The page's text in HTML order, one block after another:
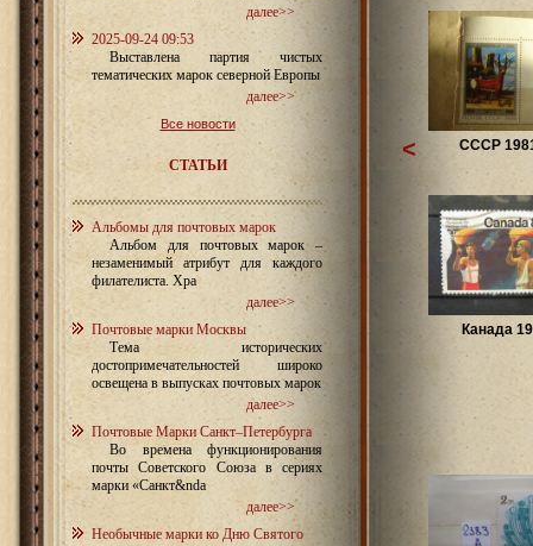
далее>>
2025-09-24 09:53
Выставлена партия чистых
тематических марок северной Европы
далее>>
Все новости
СТАТЬИ
Альбомы для почтовых марок
Альбом для почтовых марок –
незаменимый атрибут для каждого
филателиста. Хра
далее>>
Почтовые марки Москвы
Тема исторических
достопримечательностей широко
освещена в выпусках почтовых марок
далее>>
Почтовые Марки Санкт–Петербурга
Во времена функционирования
почты Советского Союза в сериях
марки «Санкт&nda
далее>>
Необычные марки ко Дню Святого
СССР
Канада
<